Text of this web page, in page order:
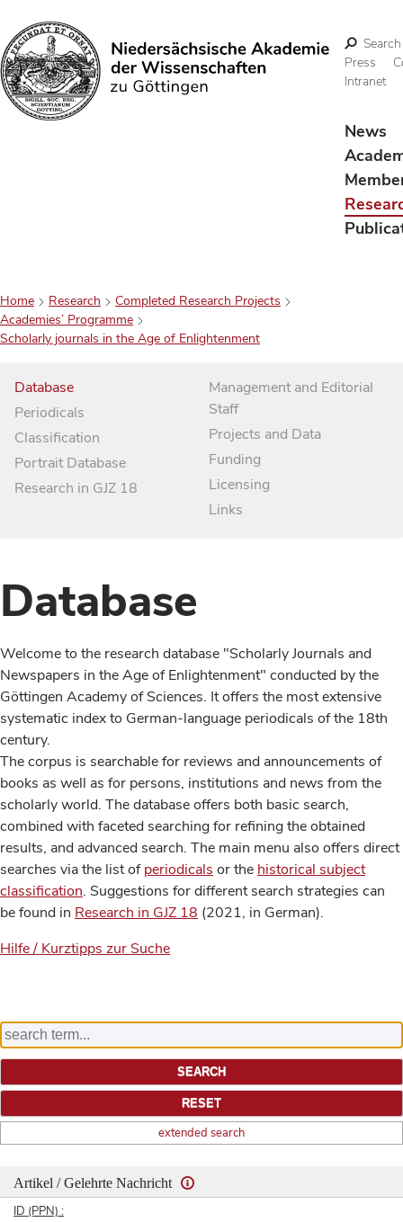
Search
Search
Press
Intranet
News
Home Research
Completed Research Projects
Academies’ Programme
Scholarly journals in the Age of Enlightenment
Database
Periodicals
Classification
Portrait Database
Research in GJZ 18
Management and Editorial
Staff
Projects and Data
Funding
Licensing
Links
Database
Welcome to the research database "Scholarly Journals and
Newspapers in the Age of Enlightenment" conducted by the
Göttingen Academy of Sciences. It offers the most extensive
systematic index to German-language periodicals of the 18th
century.
The corpus is searchable for reviews and announcements of
books as well as for persons, institutions and news from the
scholarly world. The database offers both basic search,
combined with faceted searching for refining the obtained
results, and advanced search. The main menu also offers direct
searches via the list ofperiodicals or the historical subject
classification. Suggestions for different search strategies can
be found in Research in GJZ 18 (2021, in German).
Hilfe / Kurztipps zur Suche
extended search
Artikel / Gelehrte Nachricht
ID (PPN) :